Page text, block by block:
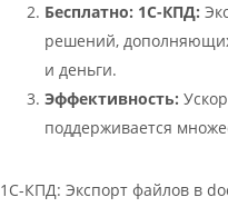
Бесплатно: 1С-КПД:
решений,
и деньги.
Эффективность:
поддерживается
1С-КПД: Экспорт файлов в